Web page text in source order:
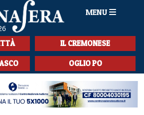
MENU
IL CREMONESE
OGLIO PO